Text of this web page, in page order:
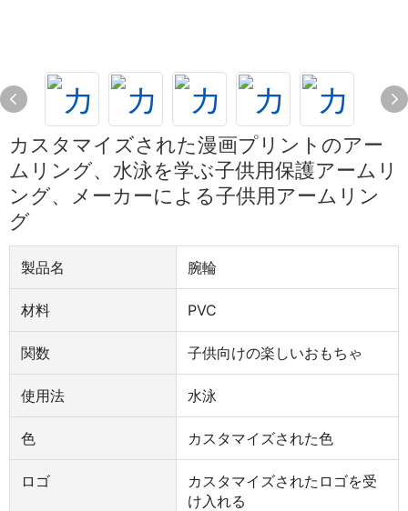
カスタマイズされた漫画プリントのアー
ムリング、水泳を学ぶ子供用保護アームリ
ング、メーカーによる子供用アームリン
グ
製品名 腕輪
材料 PVC
関数 子供向けの楽しいおもちゃ
使用法 水泳
色 カスタマイズされた色
ロゴ
カスタマイズされたロゴを受
け入れる